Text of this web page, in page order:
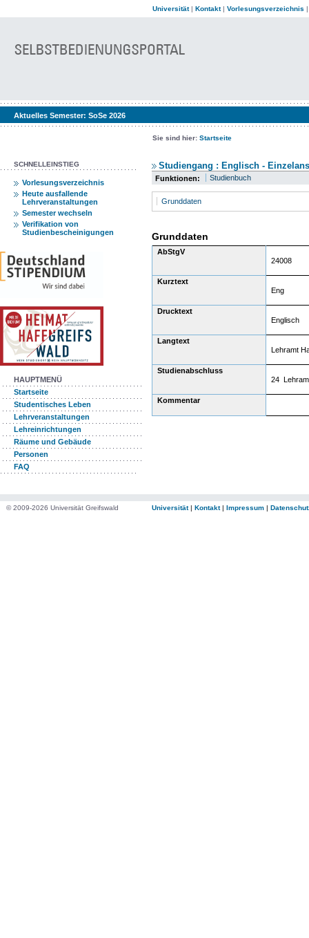
Universität| Kontakt| Vorlesungsverzeichnis
Aktuelles Semester: SoSe 2026
Sie sind hier: Startseite
SCHNELLEINSTIEG
Vorlesungsverzeichnis
Heute ausfallende
Lehrveranstaltungen
Semester wechseln
Verifikation von
Studienbescheinigungen
HAUPTMENÜ
Startseite
Studentisches Leben
Lehrveranstaltungen
Lehreinrichtungen
Räume und Gebäude
Personen
FAQ
Studiengang : Englisch -
Funktionen: Studienbuch
Grunddaten
Grunddaten
AbStgV
24008
Kurztext
Eng
Drucktext
Englisch
Langtext
Lehramt
Studienabschluss
24
Kommentar
© 2009-2026 Universität Greifswald Universität| Kontakt| Impressum |